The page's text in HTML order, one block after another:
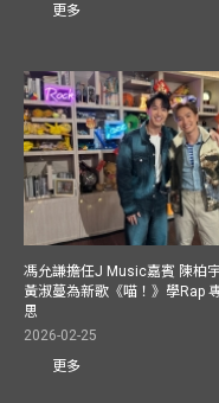
更多
馮允謙擔任J Music嘉賓 陳柏
黃淑蔓為新歌《喵！》學Rap
思
2026-02-25
更多